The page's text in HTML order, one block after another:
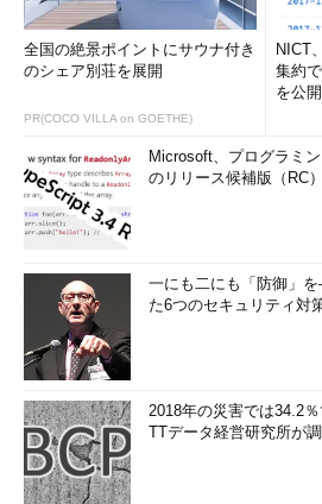
全国の絶景ポイントにサウナ付き
のシェア別荘を展開
PR(COCO VILLA on GOETHE)
NICT
集約
を公開
Microsoft、プログラミ
のリリース候補版（RC
一にも二にも「防御」
た6つのセキュリティ対
2018年の災害では34.2
TTデータ経営研究所が